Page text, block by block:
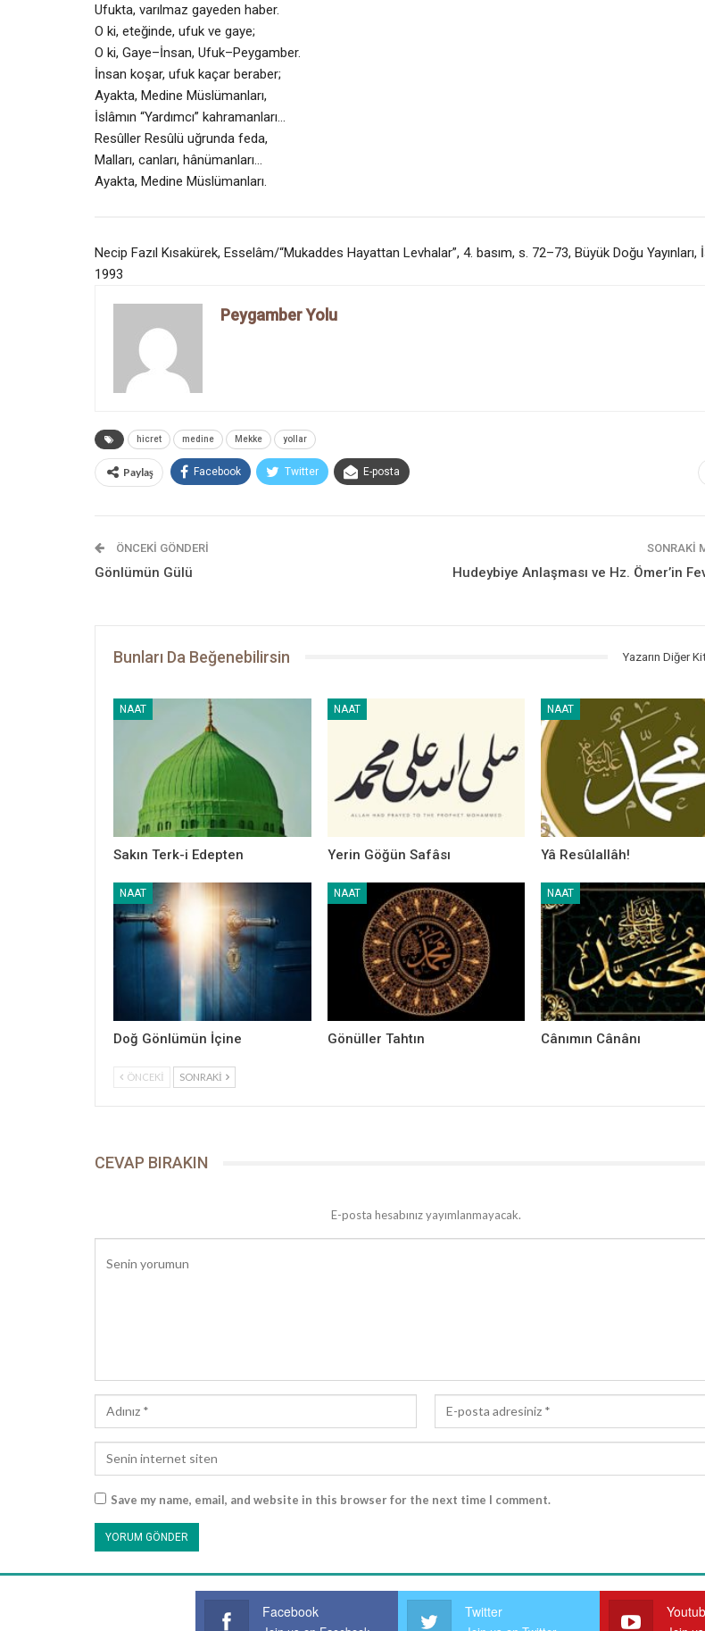
Ufukta, varılmaz gayeden haber.
O ki, eteğinde, ufuk ve gaye;
O ki, Gaye–İnsan, Ufuk–Peygamber.
İnsan koşar, ufuk kaçar beraber;
Ayakta, Medine Müslümanları,
İslâmın “Yardımcı” kahramanları…
Resûller Resûlü uğrunda feda,
Malları, canları, hânümanları…
Ayakta, Medine Müslümanları.
Necip Fazıl Kısakürek, Esselâm/“Mukaddes Hayattan Levhalar”, 4. basım, s. 72–73, Büyük Doğu Yayınları,
1993
Peygamber Yolu
hicret medine Mekke yollar
Paylaş Facebook Twitter E-posta
ÖNCEKI GÖNDERI
Gönlümün Gülü
SONRAKI
Hudeybiye Anlaşması ve Hz. Ömer’in
Bunları Da Beğenebilirsin Yazarın Diğer
NAAT
Sakın Terk-i Edepten
NAAT
Yerin Göğün Safâsı
NAAT
Yâ Resûlallâh!
NAAT
Doğ Gönlümün İçine
NAAT
Gönüller Tahtın
NAAT
Cânımın Cânânı
ÖNCEKI SONRAKI
CEVAP BIRAKIN
E-posta hesabınız yayımlanmayacak.
Save my name, email, and website in this browser for the next time I comment.
Facebook Twitter